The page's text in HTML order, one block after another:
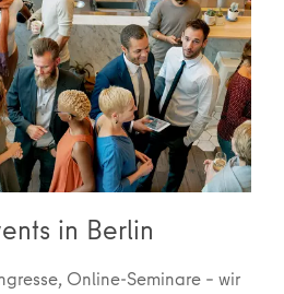
in Berlin
Online-Seminare – wir